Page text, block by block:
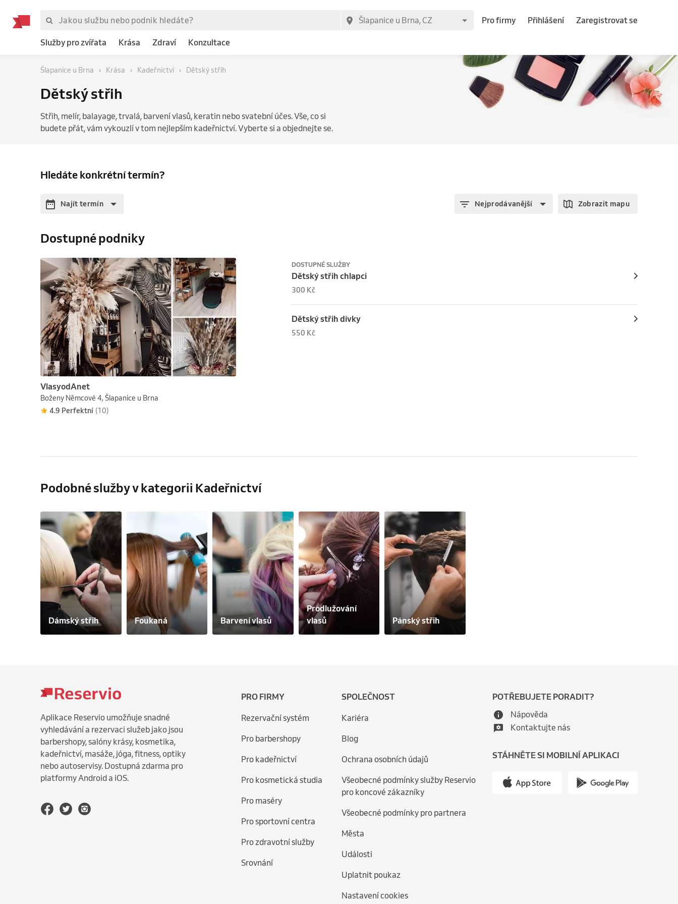
Pro firmy Přihlášení Zaregistrovat se
Služby pro zvířata Krása Zdraví Konzultace
Šlapanice u Brna Krása Kadeřnictví Dětský střih
Dětský střih
Střih, melír, balayage, trvalá, barvení vlasů, keratin nebo svatební účes. Vše, co si
budete přát, vám vykouzlí v tom nejlepším kadeřnictví. Vyberte si a objednejte se.
Hledáte konkrétní termín?
Najít termín Nejprodávanější Zobrazit mapu
Dostupné podniky
VlasyodAnet
Boženy Němcové 4, Šlapanice u Brna
4.9 Perfektní (10)
DOSTUPNÉ SLUŽBY
Dětský střih chlapci
300 Kč
Dětský střih dívky
550 Kč
Podobné služby v kategorii Kadeřnictví
Dámský střih Foukaná Barvení vlasů
Prodlužování
vlasů
Pánský střih
Aplikace Reservio umožňuje snadné
vyhledávání a rezervaci služeb jako jsou
barbershopy, salóny krásy, kosmetika,
kadeřnictví, masáže, jóga, fitness, optiky
nebo autoservisy. Dostupná zdarma pro
platformy Android a iOS.
PRO FIRMY
Rezervační systém
Pro barbershopy
Pro kadeřnictví
Pro kosmetická studia
Pro maséry
Pro sportovní centra
Pro zdravotní služby
Srovnání
SPOLEČNOST
Kariéra
Blog
Ochrana osobních údajů
Všeobecné podmínky služby Reservio
pro koncové zákazníky
Všeobecné podmínky pro partnera
Města
Události
Uplatnit poukaz
Nastavení cookies
POTŘEBUJETE PORADIT?
Nápověda
Kontaktujte nás
STÁHNĚTE SI MOBILNÍ APLIKACI